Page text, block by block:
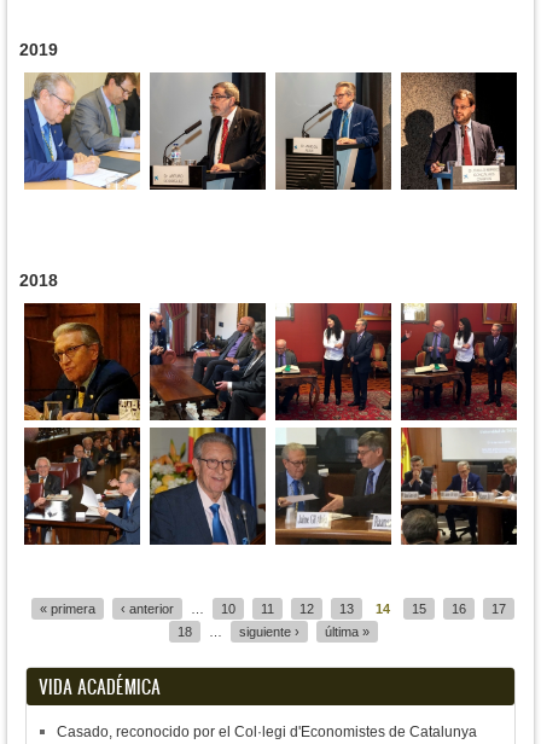
2019
2018
« primera ‹ anterior 10 11 12 13 14 15 16
17
18
siguiente › última »
VIDA ACADÉMICA
Casado, reconocido por el Col·legi d'Economistes de Catalunya